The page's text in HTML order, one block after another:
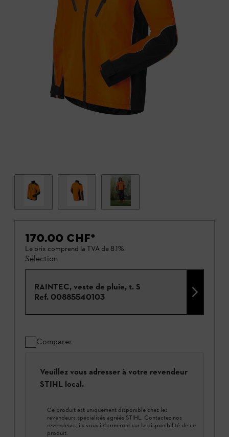
170.00 CHF*
Le prix comprend la TVA de 8.1%.
Sélection
RAINTEC, veste de pluie, t. S
Ref. 00885540103
Comparer
Veuillez vous adresser à votre revendeur
STIHL local.
Ce produit est uniquement disponible chez les
revendeurs spécialisés agréés STIHL. Contactez nos
revendeurs, ils vous informeront sur la disponibilité de ce
produit.